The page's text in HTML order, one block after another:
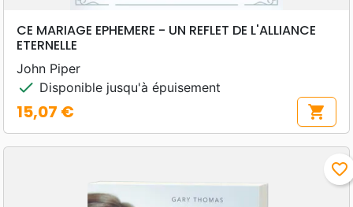
CE MARIAGE EPHEMERE - UN REFLET DE L'ALLIANCE
ETERNELLE
John Piper
check Disponible jusqu'à épuisement
Prix
15,07 € shopping_cart
favorite_border